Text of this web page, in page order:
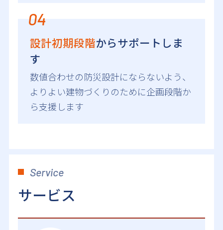
04
設計初期段階からサポートしま
す
数値合わせの防災設計にならないよう、
よりよい建物づくりのために企画段階か
ら支援します
Service
サービス